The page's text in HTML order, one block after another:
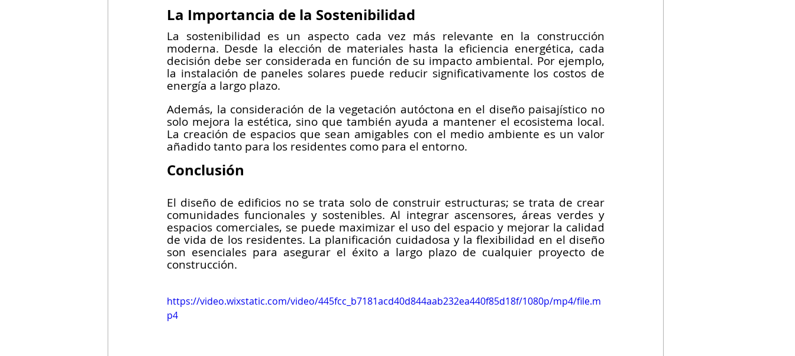
La Importancia de la Sostenibilidad
La sostenibilidad es un aspecto cada vez más relevante en la construcción
moderna. Desde la elección de materiales hasta la eficiencia energética, cada
decisión debe ser considerada en función de su impacto ambiental. Por ejemplo,
la instalación de paneles solares puede reducir significativamente los costos de
energía a largo plazo.
Además, la consideración de la vegetación autóctona en el diseño paisajístico no
solo mejora la estética, sino que también ayuda a mantener el ecosistema local.
La creación de espacios que sean amigables con el medio ambiente es un valor
añadido tanto para los residentes como para el entorno.
Conclusión
El diseño de edificios no se trata solo de construir estructuras; se trata de crear
comunidades funcionales y sostenibles. Al integrar ascensores, áreas verdes y
espacios comerciales, se puede maximizar el uso del espacio y mejorar la calidad
de vida de los residentes. La planificación cuidadosa y la flexibilidad en el diseño
son esenciales para asegurar el éxito a largo plazo de cualquier proyecto de
construcción.
https://video.wixstatic.com/video/445fcc_b7181acd40d844aab232ea440f85d18f/1080p/mp4/file.m
p4